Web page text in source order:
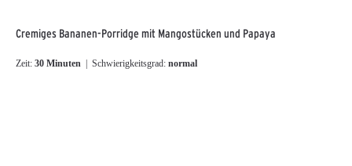
Cremiges Bananen-Porridge mit Mangostücken und Papaya
Zeit: 30 Minuten | Schwierigkeitsgrad: normal